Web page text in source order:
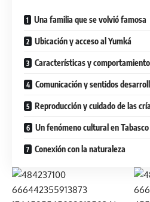
Una familia que se volvió famosa
Ubicación y acceso al Yumká
Características y
Comunicación y sentidos
Reproducción y cuidado de las
Un fenómeno cultural en Tabasco
Conexión con la naturaleza